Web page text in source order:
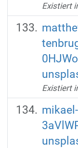
Existiert
Existiert